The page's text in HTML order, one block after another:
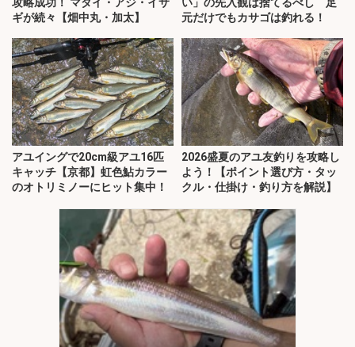
ギが続々【畑中丸・加太】
元だけでもカサゴは釣れる！
アユイングで20cm級アユ16匹
キャッチ【京都】虹色鮎カラー
のオトリミノーにヒット集中！
2026盛夏のアユ友釣りを攻略し
よう！【ポイント選び方・タッ
クル・仕掛け・釣り方を解説】